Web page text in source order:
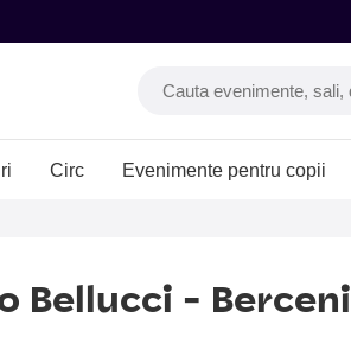
Circ Evenimente pentru copii
Bellucci - Berceni